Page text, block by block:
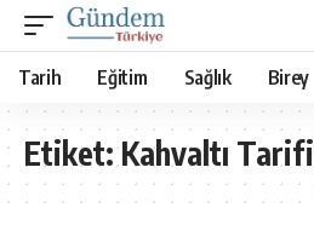
Tarih Eğitim Sağlık Birey
Etiket:Kahvaltı Tarifi